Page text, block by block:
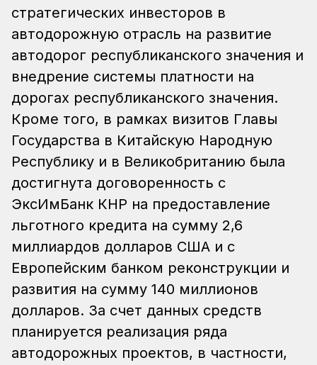
стратегических инвесторов в
автодорожную отрасль на развитие
автодорог республиканского значения и
внедрение системы платности на
дорогах республиканского значения.
Кроме того, в рамках визитов Главы
Государства в Китайскую Народную
Республику и в Великобританию была
достигнута договоренность с
ЭксИмБанк КНР на предоставление
льготного кредита на сумму 2,6
миллиардов долларов США и с
Европейским банком реконструкции и
развития на сумму 140 миллионов
долларов. За счет данных средств
планируется реализация ряда
автодорожных проектов, в частности,